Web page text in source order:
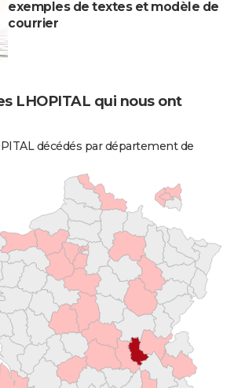
exemples de textes et modèle de
courrier
LHOPITAL qui nous ont
décédés par département de